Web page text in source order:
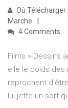
Où
Marche
4 Comments
Films » Dessins
elle le poids des
reprochent
lui jette un sort